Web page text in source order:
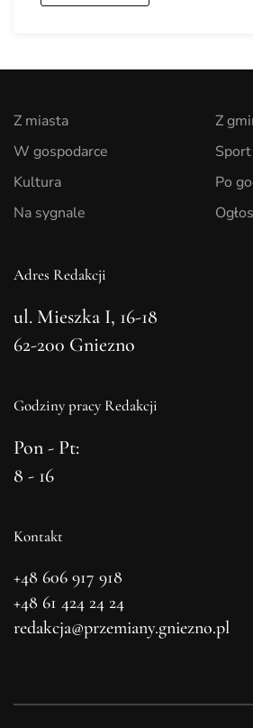
Z miasta
W gospodarce
Kultura
Na sygnale
Z
Sport
Po
Adres Redakcji
ul. Mieszka I, 16-18
62-200 Gniezno
Godziny pracy Redakcji
Pon - Pt:
8 - 16
Kontakt
+48 606 917 918
+48 61 424 24 24
redakcja@przemiany.gniezno.pl